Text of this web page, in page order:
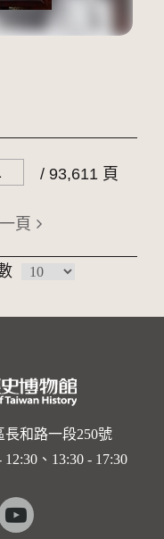
/ 93,611 頁
頁
長和路一段250號
、13:30 - 17:30
youtube